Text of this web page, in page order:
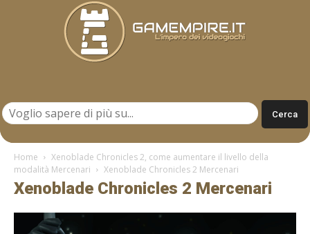
Home
Xenoblade Chronicles 2, come aumentare il livello della
modalità Mercenari
Xenoblade Chronicles 2 Mercenari
Xenoblade Chronicles 2 Mercenari